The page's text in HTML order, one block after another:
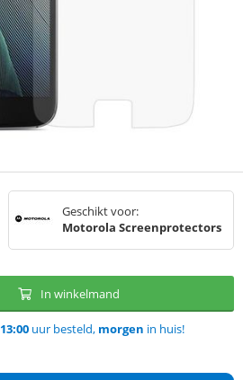
Geschikt voor:
Motorola Screenprotectors
In winkelmand
13:00uur besteld, morgen in huis!